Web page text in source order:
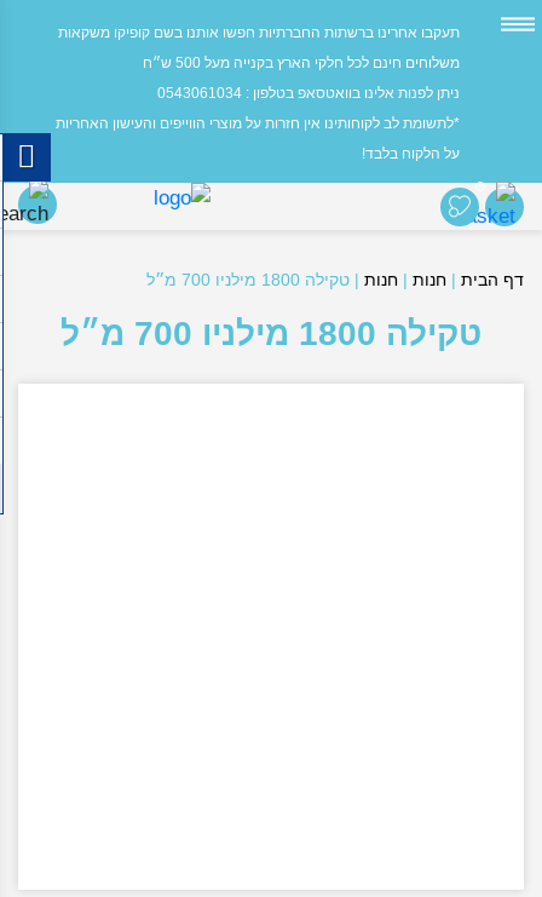
תעקבו אחרינו ברשתות החברתיות חפשו אותנו בשם קופיקו משקאות
משלוחים חינם לכל חלקי הארץ בקנייה מעל 500 ש״ח
ניתן לפנות אלינו בוואטסאפ בטלפון : 0543061034
*לתשומת לב לקוחותינו אין חזרות על מוצרי הווייפים והעישון האחריות
על הלקוח בלבד!
0
דף הבית | חנות | חנות | טקילה 1800 מילניו 700 מ״ל
טקילה 1800 מילניו 700 מ״ל